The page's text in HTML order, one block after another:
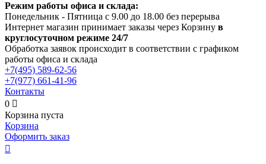
Режим работы офиса и склада:
Понедельник - Пятница с 9.00 до 18.00 без перерыва
Интернет магазин принимает заказы через Корзину в
круглосуточном режиме 24/7
Обработка заявок происходит в соответствии с графиком
работы офиса и склада
+7(495) 589-62-56
+7(977) 661-41-96
Контакты
0 
Корзина пуста
Корзина
Оформить заказ
